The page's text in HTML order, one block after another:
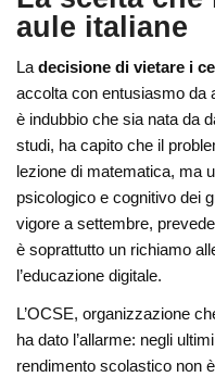
aule italiane
Ladecisione di vietare i
accolta con entusiasmo da
è indubbio che sia nata da
studi, ha capito che il
lezione di matematica, ma
psicologico e cognitivo dei
vigore a settembre,
è soprattutto un richiamo
l’educazione digitale.
L’OCSE, organizzazione
ha dato l’allarme: negli
rendimento scolastico non